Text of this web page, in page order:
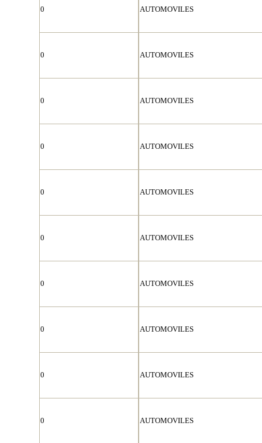
0 AUTOMOVILES
0 AUTOMOVILES
0 AUTOMOVILES
0 AUTOMOVILES
0 AUTOMOVILES
0 AUTOMOVILES
0 AUTOMOVILES
0 AUTOMOVILES
0 AUTOMOVILES
0 AUTOMOVILES